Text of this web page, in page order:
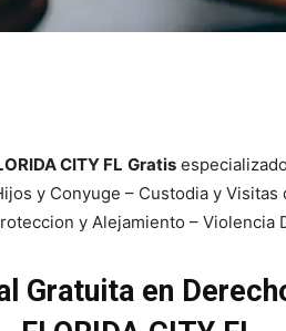
CITY FL Gratis
y Conyuge – Custodia y
y Alejamiento – Violencia
Gratuita en